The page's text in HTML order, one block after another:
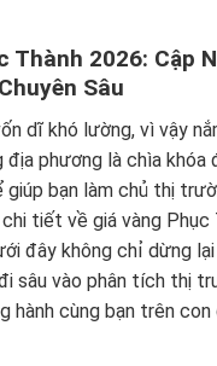
Thành 2026: Cập
Sâu
dĩ khó lường, vì vậy
địa phương là chìa khóa
giúp bạn làm chủ thị
tiết về giá vàng Phục
đây không chỉ dừng
sâu vào phân tích thị
hành cùng bạn trên